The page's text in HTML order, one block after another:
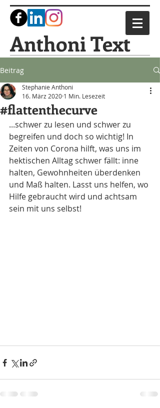
Anthoni Text
Beitrag
#flattenthecurve
Stephanie Anthoni
16. März 2020 1 Min. Lesezeit
...schwer zu lesen und schwer zu
begreifen und doch so wichtig! In
Zeiten von Corona hilft, was uns im
hektischen Alltag schwer fällt: inne
halten, Gewohnheiten überdenken
und Maß halten. Lasst uns helfen, wo
Hilfe gebraucht wird und achtsam
sein mit uns selbst!